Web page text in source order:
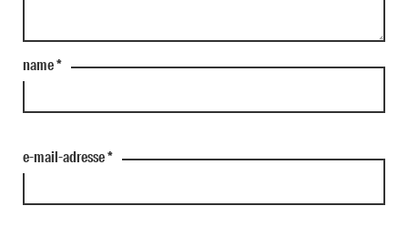
name*
e-mail-adresse*